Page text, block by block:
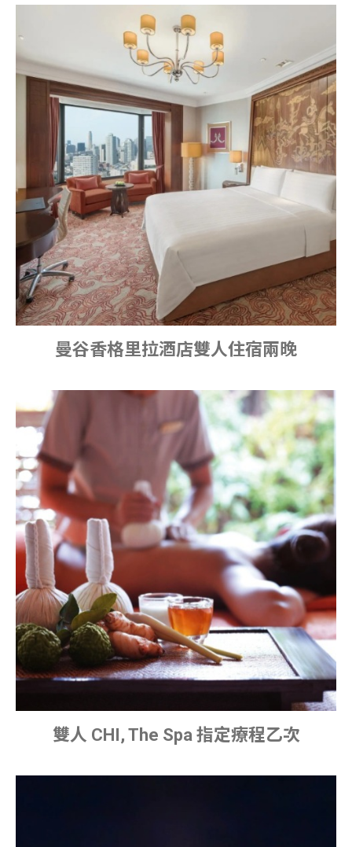
曼谷香格里拉酒店雙人住宿兩晚
雙人 CHI, The Spa 指定療程乙次